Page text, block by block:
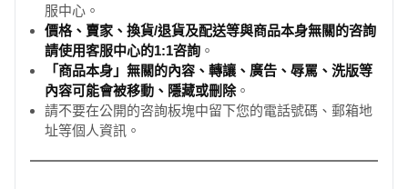
服中心。
價格、賣家、換貨/退貨及配送等與商品本身無關的咨詢
請使用客服中心的1:1咨詢 。
「商品本身」無關的內容、轉讓、廣告、辱罵、洗版等
內容可能會被移動、隱藏或刪除。
請不要在公開的咨詢板塊中留下您的電話號碼、郵箱地
址等個人資訊。